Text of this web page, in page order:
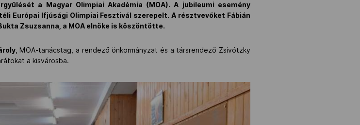
a Magyar Olimpiai Akadémia (MOA). A jubileumi esemény
Európai Ifjúsági Olimpiai Fesztivál szerepelt. A résztvevőket Fábián
Zsuzsanna, a MOA elnöke is köszöntötte.
, MOA-tanácstag, a rendező önkormányzat és a társrendező Zsivótzky
a kisvárosba.